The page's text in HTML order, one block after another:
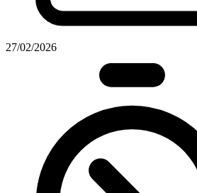
27/02/2026